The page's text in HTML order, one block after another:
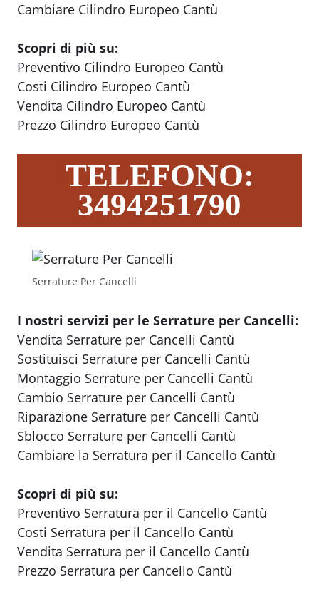
Cambiare Cilindro Europeo Cantù
Scopri di più su:
Preventivo Cilindro Europeo Cantù
Costi Cilindro Europeo Cantù
Vendita Cilindro Europeo Cantù
Prezzo Cilindro Europeo Cantù
TELEFONO:
3494251790
Serrature Per Cancelli
I nostri servizi per le Serrature per Cancelli:
Vendita Serrature per Cancelli Cantù
Sostituisci Serrature per Cancelli Cantù
Montaggio Serrature per Cancelli Cantù
Cambio Serrature per Cancelli Cantù
Riparazione Serrature per Cancelli Cantù
Sblocco Serrature per Cancelli Cantù
Cambiare la Serratura per il Cancello Cantù
Scopri di più su:
Preventivo Serratura per il Cancello Cantù
Costi Serratura per il Cancello Cantù
Vendita Serratura per il Cancello Cantù
Prezzo Serratura per Cancello Cantù